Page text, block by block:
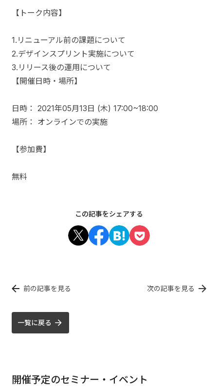
【トーク内容】
1.リニューアル前の課題について
2.デザインスプリント実施について
3.リリース後の運用について
【開催日時・場所】
日時： 2021年05月13日 (木) 17:00~18:00
場所： オンラインでの実施
【参加費】
無料
この記事をシェアする
前の記事を見る 次の記事を見る
一覧に戻る
開催予定のセミナー・イベント